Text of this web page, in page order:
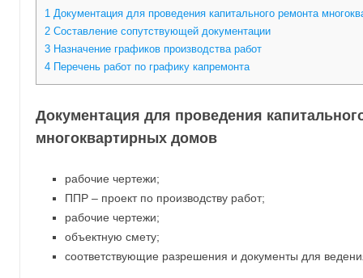
1Документация для проведения капитального ремонта
2Составление сопутствующей документации
3Назначение графиков производства работ
4Перечень работ по графику капремонта
Документация для проведения
многоквартирных домов
рабочие чертежи;
ППР – проект по производству работ;
рабочие чертежи;
объектную смету;
соответствующие разрешения и документы для